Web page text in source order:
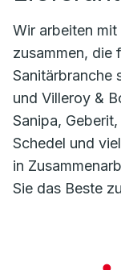
Wir arbeiten
zusammen, die
Sanitärbranche
und Villeroy &
Sanipa,
Schedel und
in
Sie das Beste